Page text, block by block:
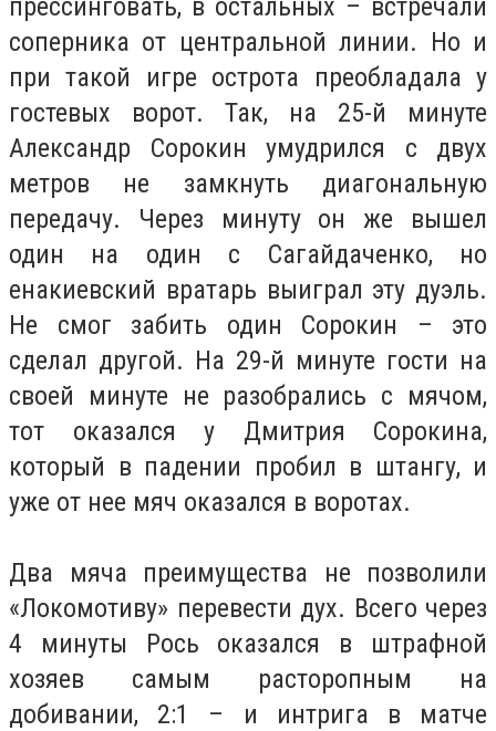
соперника от центральной линии. Но и
при такой игре острота преобладала у
гостевых ворот. Так, на 25-й минуте
Александр Сорокин умудрился с двух
метров не замкнуть диагональную
передачу. Через минуту он же вышел
один на один с Сагайдаченко, но
енакиевский вратарь выиграл эту дуэль.
Не смог забить один Сорокин – это
сделал другой. На 29-й минуте гости на
своей минуте не разобрались с мячом,
тот оказался у Дмитрия Сорокина,
который в падении пробил в штангу, и
уже от нее мяч оказался в воротах.
Два мяча преимущества не позволили
«Локомотиву» перевести дух. Всего через
4 минуты Рось оказался в штрафной
хозяев самым расторопным на
добивании, 2:1 – и интрига в матче